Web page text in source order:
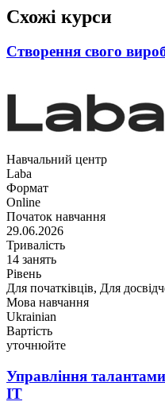
Схожі курси
Створення свого
Навчальний центр
Laba
Формат
Online
Початок навчання
29.06.2026
Тривалість
14 занять
Рівень
Для початківців, Для
Мова навчання
Ukrainian
Вартість
уточнюйте
Управління
ІТ